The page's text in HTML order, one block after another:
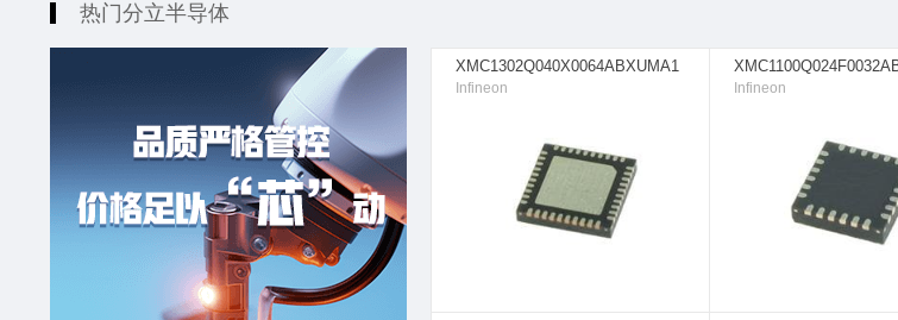
热门分立半导体
XMC1302Q040X0064ABXUMA1
Infineon Infineon